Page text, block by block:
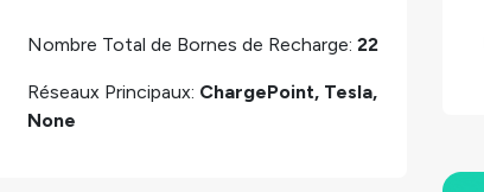
Nombre Total de Bornes de Recharge: 22
Réseaux Principaux: ChargePoint, Tesla,
None